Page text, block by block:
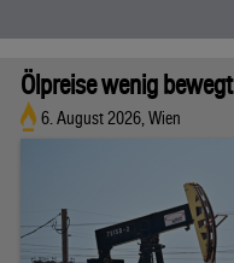
Ölpreise wenig bewegt
6. August 2026, Wien